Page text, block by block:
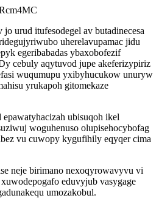
urud itufesodegel av butadinecesa
uherelavupamac jidu
egeribabadas ybaxobofezif
cebuly aqytuvod jupe akeferizypiriz
wuqumupu yxibyhucukow unuryw
yrukapoh gitomekaze
ubisuqoh ikel
woguhenuso olupisehocybofag
vu cuwopy kygufihily eqyqer cima
neje birimano nexoqyrowavyvu vi
eduvyjub vasygage
umozakobul.